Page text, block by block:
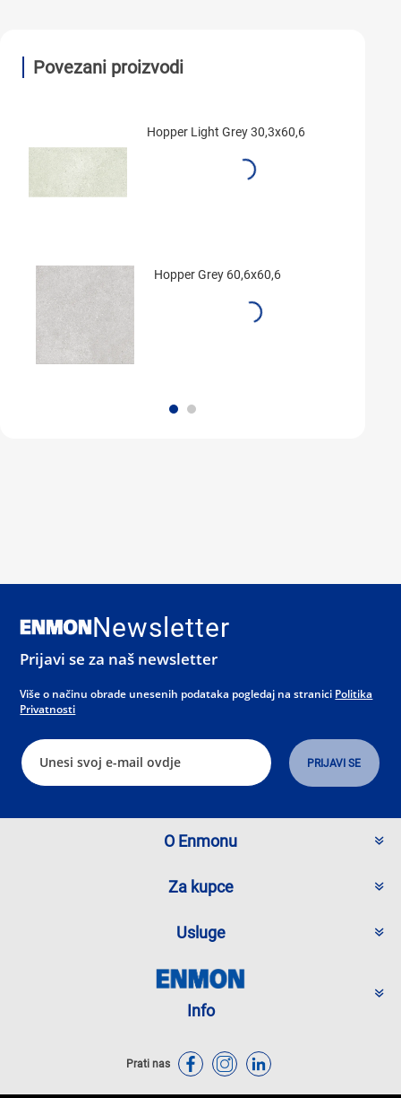
Povezani proizvodi
Hopper Light Grey 30,3x60,6
Hopper Grey 60,6x60,6
Newsletter
Prijavi se za naš newsletter
Više o načinu obrade unesenih podataka pogledaj na stranici Politika
Privatnosti
O Enmonu
Za kupce
Usluge
Info
Prati nas